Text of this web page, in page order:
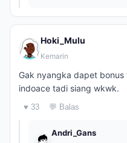
Hoki_Mulu
Kemarin
Gak nyangka dapet
indoace tadi siang wkwk.
♥ 33 💬 Balas
Andri_Gans